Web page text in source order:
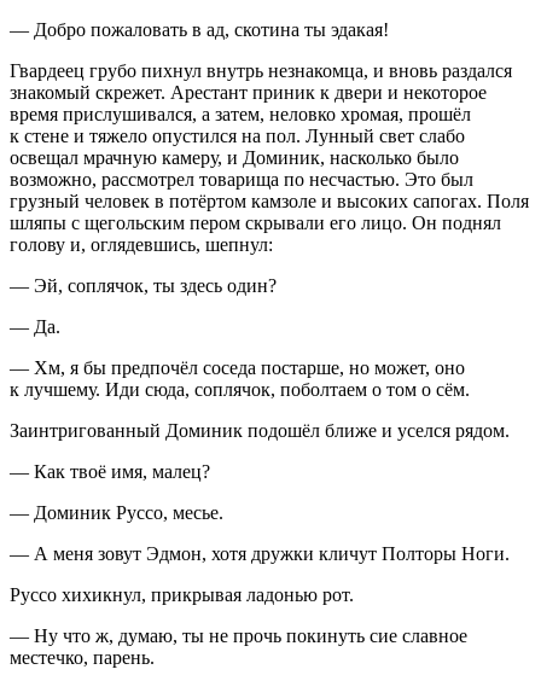
— Добро пожаловать в ад, скотина ты эдакая!
Гвардеец грубо пихнул внутрь незнакомца, и вновь раздался
знакомый скрежет. Арестант приник к двери и некоторое
время прислушивался, а затем, неловко хромая, прошёл
к стене и тяжело опустился на пол. Лунный свет слабо
освещал мрачную камеру, и Доминик, насколько было
возможно, рассмотрел товарища по несчастью. Это был
грузный человек в потёртом камзоле и высоких сапогах. Поля
шляпы с щегольским пером скрывали его лицо. Он поднял
голову и, оглядевшись, шепнул:
— Эй, соплячок, ты здесь один?
— Да.
— Хм, я бы предпочёл соседа постарше, но может, оно
к лучшему. Иди сюда, соплячок, поболтаем о том о сём.
Заинтригованный Доминик подошёл ближе и уселся рядом.
— Как твоё имя, малец?
— Доминик Руссо, месье.
— А меня зовут Эдмон, хотя дружки кличут Полторы Ноги.
Руссо хихикнул, прикрывая ладонью рот.
— Ну что ж, думаю, ты не прочь покинуть сие славное
местечко, парень.